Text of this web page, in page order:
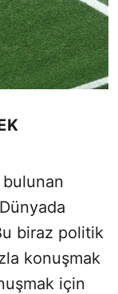
biraz politik
konuşmak
için